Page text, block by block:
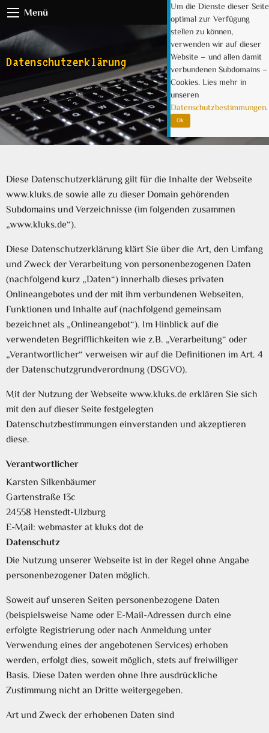
Um die Dienste dieser Seite
optimal zur Verfügung
stellen zu können,
verwenden wir auf dieser
Website – und allen damit
verbundenen Subdomains –
Cookies. Lies mehr in
unseren
Datenschutzbestimmungen.
Ok
Menü
Datenschutzerklärung
Diese Datenschutzerklärung gilt für die Inhalte der Webseite
www.kluks.de sowie alle zu dieser Domain gehörenden
Subdomains und Verzeichnisse (im folgenden zusammen
„www.kluks.de“).
Diese Datenschutzerklärung klärt Sie über die Art, den Umfang
und Zweck der Verarbeitung von personenbezogenen Daten
(nachfolgend kurz „Daten“) innerhalb dieses privaten
Onlineangebotes und der mit ihm verbundenen Webseiten,
Funktionen und Inhalte auf (nachfolgend gemeinsam
bezeichnet als „Onlineangebot“). Im Hinblick auf die
verwendeten Begrifflichkeiten wie z.B. „Verarbeitung“ oder
„Verantwortlicher“ verweisen wir auf die Definitionen im Art. 4
der Datenschutzgrundverordnung (DSGVO).
Mit der Nutzung der Webseite www.kluks.de erklären Sie sich
mit den auf dieser Seite festgelegten
Datenschutzbestimmungen einverstanden und akzeptieren
diese.
Verantwortlicher
Karsten Silkenbäumer
Gartenstraße 13c
24558 Henstedt-Ulzburg
E-Mail: webmaster at kluks dot de
Datenschutz
Die Nutzung unserer Webseite ist in der Regel ohne Angabe
personenbezogener Daten möglich.
Soweit auf unseren Seiten personenbezogene Daten
(beispielsweise Name oder E-Mail-Adressen durch eine
erfolgte Registrierung oder nach Anmeldung unter
Verwendung eines der angebotenen Services) erhoben
werden, erfolgt dies, soweit möglich, stets auf freiwilliger
Basis. Diese Daten werden ohne Ihre ausdrückliche
Zustimmung nicht an Dritte weitergegeben.
Art und Zweck der erhobenen Daten sind